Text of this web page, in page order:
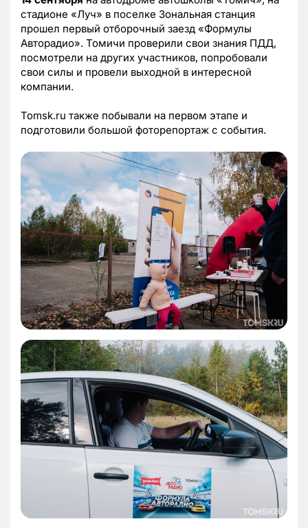
стадионе «Луч» в поселке Зональная станция
прошел первый отборочный заезд «Формулы
Авторадио». Томичи проверили свои знания ПДД,
посмотрели на других участников, попробовали
свои силы и провели выходной в интересной
компании.
Tomsk.ru также побывали на первом этапе и
подготовили большой фоторепортаж с события.